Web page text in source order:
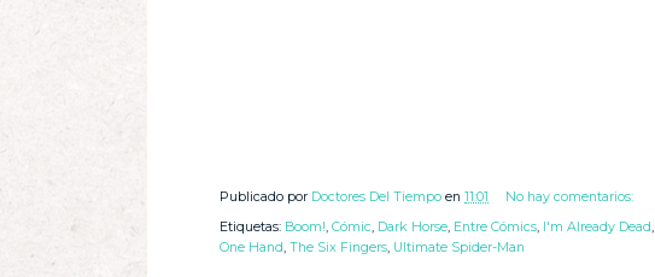
Publicado por Doctores Del Tiempo en 11:01
No hay comentarios:
Etiquetas: Boom!, Cómic, Dark Horse, Entre Cómics, I'm Already Dead,
One Hand, The Six Fingers, Ultimate Spider-Man